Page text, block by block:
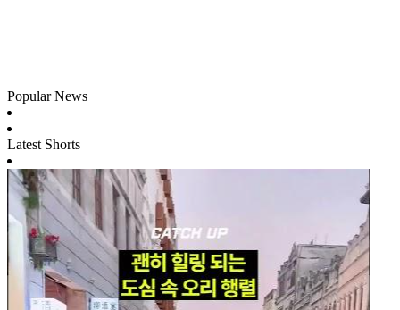
Popular News
Latest Shorts